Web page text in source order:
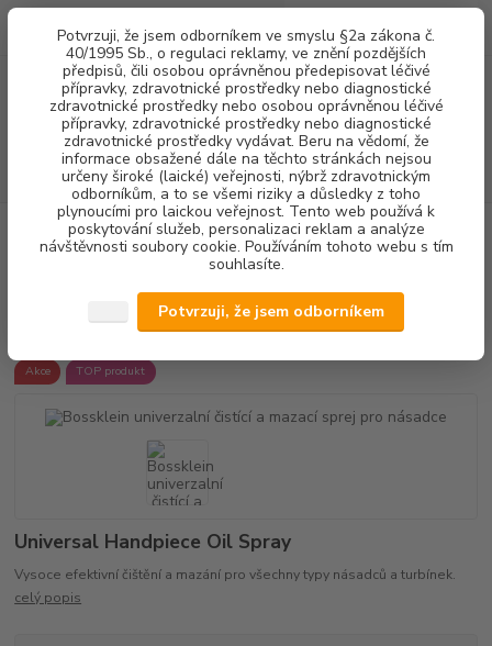
Potvrzuji, že jsem odborníkem ve smyslu §2a zákona č.
40/1995 Sb., o regulaci reklamy, ve znění pozdějších
předpisů, čili osobou oprávněnou předepisovat léčivé
přípravky, zdravotnické prostředky nebo diagnostické
zdravotnické prostředky nebo osobou oprávněnou léčivé
přípravky, zdravotnické prostředky nebo diagnostické
zdravotnické prostředky vydávat. Beru na vědomí, že
informace obsažené dále na těchto stránkách nejsou
určeny široké (laické) veřejnosti, nýbrž zdravotnickým
odborníkům, a to se všemi riziky a důsledky z toho
plynoucími pro laickou veřejnost. Tento web používá k
poskytování služeb, personalizaci reklam a analýze
návštěvnosti soubory cookie. Používáním tohoto webu s tím
souhlasíte.
Potvrzuji, že jsem odborníkem
Menu
CZK
Hledat
(Po-Pá, 8-16 hod.)
za0,00 Kč
OŠETŘOVÁNÍ NÁSTROJŮ OLEJE
Bossklein univerzalní čistící
a mazací sprej pro násadce
Bossklein univerzalní čistící a
mazací sprej pro násadce
Akce TOP produkt
Universal Handpiece Oil Spray
Vysoce efektivní čištění a mazání pro všechny typy násadců a turbínek.
celý popis